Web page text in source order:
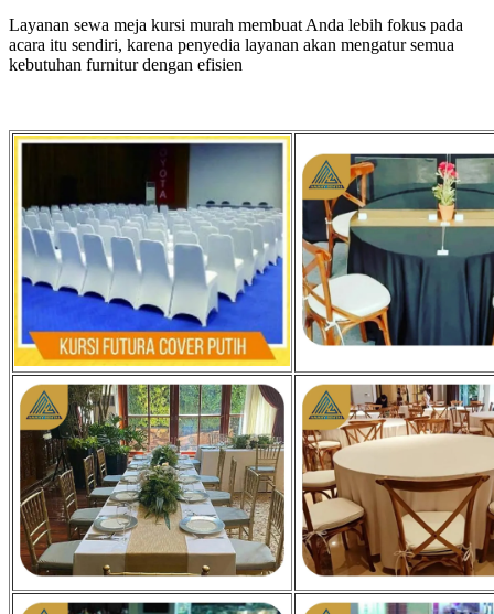
Layanan sewa meja kursi murah membuat Anda lebih fokus pada
acara itu sendiri, karena penyedia layanan akan mengatur semua
kebutuhan furnitur dengan efisien